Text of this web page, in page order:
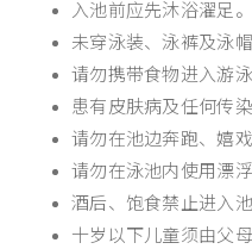
入池前应先沐浴濯足。
未穿泳装、泳裤及泳
请勿携带食物进入游泳
患有皮肤病及任何传
请勿在池边奔跑、嬉
请勿在泳池内使用漂浮
酒后、饱食禁止进入池
十岁以下儿童须由父